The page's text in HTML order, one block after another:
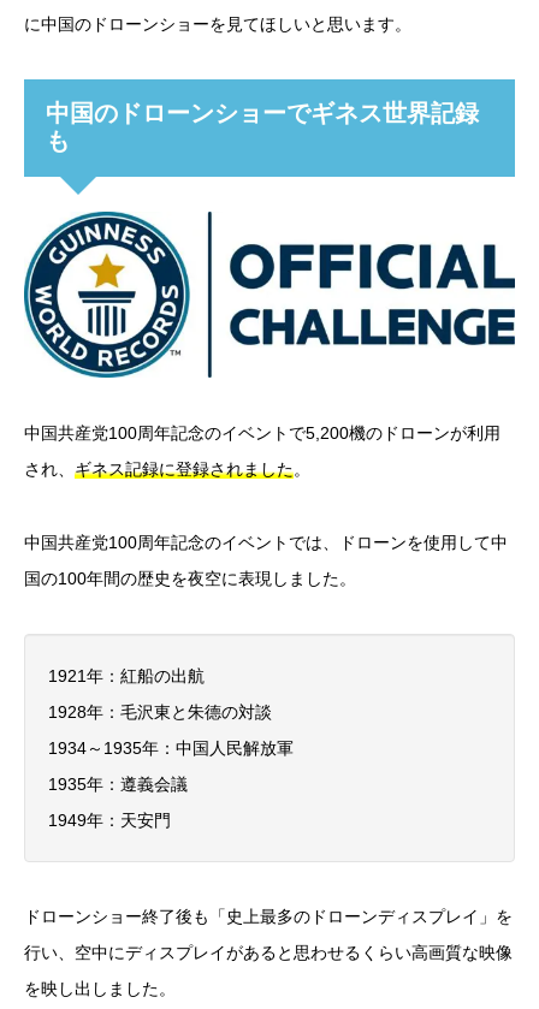
に中国のドローンショーを見てほしいと思います。
中国のドローンショーでギネス世界記録
も
中国共産党100周年記念のイベントで5,200機のドローンが利用
され、 ギネス記録に登録されました。
中国共産党100周年記念のイベントでは、ドローンを使用して中
国の100年間の歴史を夜空に表現しました。
1921年：紅船の出航
1928年：毛沢東と朱德の対談
1934～1935年：中国人民解放軍
1935年：遵義会議
1949年：天安門
ドローンショー終了後も「史上最多のドローンディスプレイ」を
行い、空中にディスプレイがあると思わせるくらい高画質な映像
を映し出しました。